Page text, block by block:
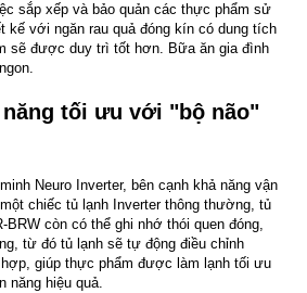
sắp xếp và bảo quản các thực phẩm sử
kế với ngăn rau quả đóng kín có dung tích
sẽ được duy trì tốt hơn. Bữa ăn gia đình
tối ưu với "bộ não"
Neuro Inverter, bên cạnh khả năng vận
chiếc tủ lạnh Inverter thông thường, tủ
BRW còn có thể ghi nhớ thói quen đóng,
từ đó tủ lạnh sẽ tự động điều chỉnh
giúp thực phẩm được làm lạnh tối ưu
năng hiệu quả.